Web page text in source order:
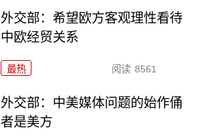
外交部：希望欧方客观理性看待
中欧经贸关系
最热 阅读 8561
外交部：中美媒体问题的始作俑
者是美方